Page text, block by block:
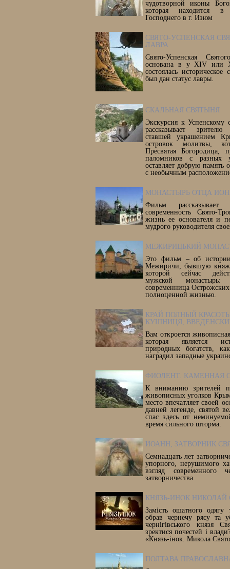
чудотворной иконы
которая находится в
Господнего в г. Изюм
СВЯТО-УСПЕНСКАЯ
ЛАВРА
Свято-Успенская
основана в у XIV или
состоялась
был дан статус лавры.
СКАЛЬНАЯ СВЯТЫНЯ
Экскурсия к Успенскому
рассказывает
ставшей украшением
островок молитвы,
Пресвятая Богородица,
паломников с разных
оставляет добрую память
с необычным
МОНАСТЫРЬ ОТЦА
Фильм
современность Свято-
жизнь ее основателя и
мудрого руководителя
МЕЖИРИЦЬКИЙ
Это фильм – об истории
Межиричи, бывшую
которой сейчас
мужской монастырь:
современница
полноценной жизнью.
КРАЙ ПОЛНЫЙ
КУШНИЦЯ,
Вам откроется
которая является
природных богатств,
наградил западные
ФИОЛЕНТ. КАМЕННАЯ
К вниманию зрителей
живописных уголков
место впечатляет своей
давней легенде, святой
спас здесь от
время сильного шторма.
ИОАНН, ЗАТВОРНИК
Семнадцать лет
упорного, нерушимого
взгляд современного
затворничества.
КНЯЗЬ-ИНОК
Замість ошатного
обрав чернечу рясу та
чернігівського князя
зректися почестей і
«Князь-інок. Микола
ПОЛТАВА